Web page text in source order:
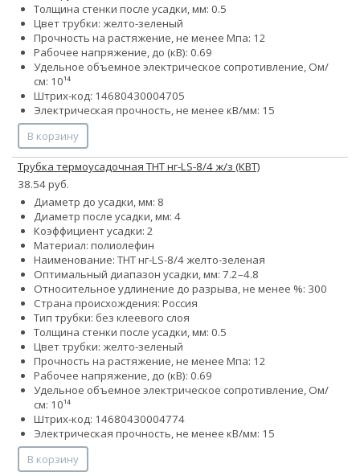
Толщина стенки после усадки, мм: 0.5
Цвет трубки: желто-зеленый
Прочность на растяжение, не менее Мпа: 12
Рабочее напряжение, до (кВ): 0.69
Удельное объемное электрическое сопротивление, Ом/
см: 10¹⁴
Штрих-код: 14680430004705
Электрическая прочность, не менее кВ/мм: 15
В корзину
Трубка термоусадочная ТНТ нг-LS-8/4 ж/з (КВТ)
38.54 руб.
Диаметр до усадки, мм: 8
Диаметр после усадки, мм: 4
Коэффициент усадки: 2
Материал: полиолефин
Наименование: ТНТ нг-LS-8/4 желто-зеленая
Оптимальный диапазон усадки, мм: 7.2–4.8
Относительное удлинение до разрыва, не менее %: 300
Страна происхождения: Россия
Тип трубки: без клеевого слоя
Толщина стенки после усадки, мм: 0.5
Цвет трубки: желто-зеленый
Прочность на растяжение, не менее Мпа: 12
Рабочее напряжение, до (кВ): 0.69
Удельное объемное электрическое сопротивление, Ом/
см: 10¹⁴
Штрих-код: 14680430004774
Электрическая прочность, не менее кВ/мм: 15
В корзину